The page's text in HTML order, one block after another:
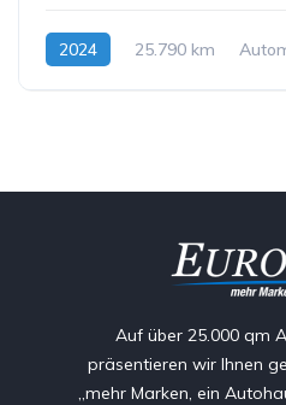
2024 25.790 km
Auf über 25.000 qm
präsentieren wir Ihnen
„mehr Marken, ein